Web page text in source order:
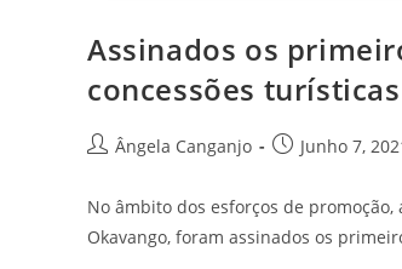
Assinados os
concessões
Ângela Canganjo Junho 7,
No âmbito dos esforços de
Okavango, foram assinados os